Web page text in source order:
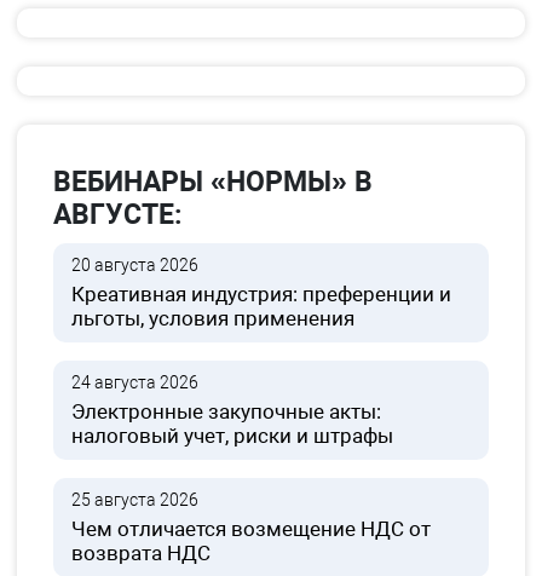
ВЕБИНАРЫ «НОРМЫ» В
АВГУСТЕ:
20 августа 2026
Креативная индустрия: преференции и
льготы, условия применения
24 августа 2026
Электронные закупочные акты:
налоговый учет, риски и штрафы
25 августа 2026
Чем отличается возмещение НДС от
возврата НДС